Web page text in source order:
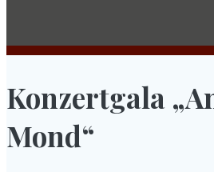
Konzertgala
Mond“